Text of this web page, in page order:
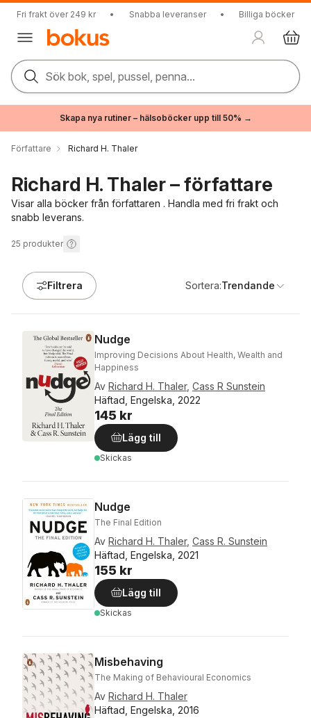
Fri frakt över 249 kr • Snabba leveranser • Billiga böcker
Sök bok, spel, pussel, penna...
Skapa nya rutiner – hälsoböcker upp till 50% →
Författare Richard H. Thaler
Richard H. Thaler – författare
Visar alla böcker från författaren . Handla med fri frakt och
snabb leverans.
25 produkter
Filtrera Sortera:Trendande
Nudge
Improving Decisions About Health, Wealth and
Happiness
Av Richard H. Thaler, Cass R Sunstein
Häftad, Engelska, 2022
145 kr
Lägg till
Skickas
Nudge
The Final Edition
Av Richard H. Thaler, Cass R. Sunstein
Häftad, Engelska, 2021
155 kr
Lägg till
Skickas
Misbehaving
The Making of Behavioural Economics
Av Richard H. Thaler
Häftad, Engelska, 2016